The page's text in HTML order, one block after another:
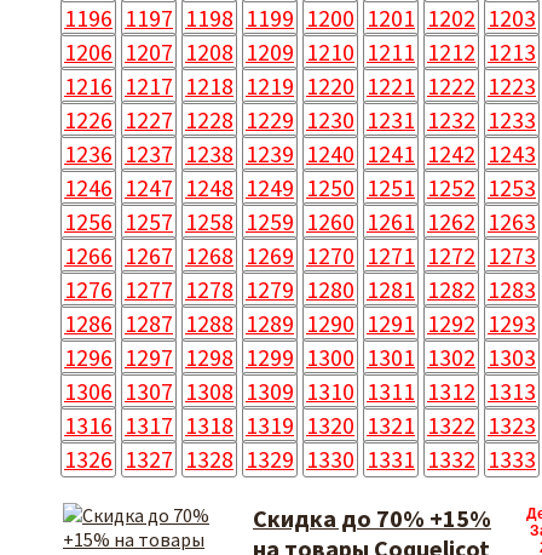
1196 1197 1198 1199 1200 1201 1202 1203
1206 1207 1208 1209 1210 1211 1212 1213
1216 1217 1218 1219 1220 1221 1222 1223
1226 1227 1228 1229 1230 1231 1232 1233
1236 1237 1238 1239 1240 1241 1242 1243
1246 1247 1248 1249 1250 1251 1252 1253
1256 1257 1258 1259 1260 1261 1262 1263
1266 1267 1268 1269 1270 1271 1272 1273
1276 1277 1278 1279 1280 1281 1282 1283
1286 1287 1288 1289 1290 1291 1292 1293
1296 1297 1298 1299 1300 1301 1302 1303
1306 1307 1308 1309 1310 1311 1312 1313
1316 1317 1318 1319 1320 1321 1322 1323
1326 1327 1328 1329 1330 1331 1332 1333
Скидка до 70% +15%
на товары Coquelicot